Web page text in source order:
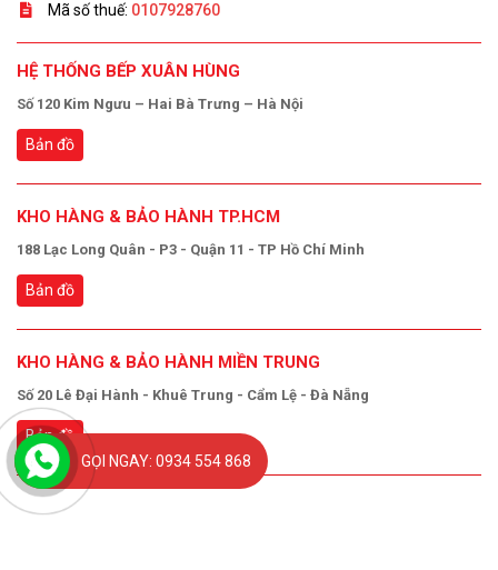
Mã số thuế: 0107928760
HỆ THỐNG BẾP XUÂN HÙNG
Số 120 Kim Ngưu – Hai Bà Trưng – Hà Nội
Bản đồ
KHO HÀNG & BẢO HÀNH TP.HCM
188 Lạc Long Quân - P3 - Quận 11 - TP Hồ Chí Minh
Bản đồ
KHO HÀNG & BẢO HÀNH MIỀN TRUNG
Số 20 Lê Đại Hành - Khuê Trung - Cẩm Lệ - Đà Nẵng
Bản đồ
GỌI NGAY: 0934 554 868